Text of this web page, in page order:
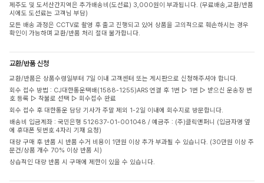
제주도 및 도서산간지역은 추가배송비(도선료) 3,000원이 부과됩니다. (무료배송,교환/반품
시에도 도선료는 고객님 부담)
모든 배송 과정은 CCTV로 촬영 후 출고 진행되고 있어 상품을 고의적으로 훼손하시는 경우
확인이 가능하며 교환/반품 처리 절대 불가합니다.
교환/반품 신청
교환/반품은 상품수령일부터 7일 이내 고객센터 또는 게시판으로 신청해주셔야 합니다.
회수 접수 방법 : CJ대한통운택배(1588-1255)ARS 연결 후 1번 ▷ 1번 ▷ 받으신 운송장 번
호 등록 ▷ 착불로 선택 ▷ 회수접수 완료
회수 접수 후 대한통운 담당 기사가 주말 제외 1-2일 이내에 회수지로 방문합니다.
배송비 입금계좌 : 국민은행 512637-01-001048 / 예금주 : (주)클릭앤퍼니 (입금자명 옆
에 휴대폰 뒷번호 4자리 기재 요청)
대량 구매 후 반품 시 반품 수거 비용이 1만원 이상 추가 부과될 수 있습니다. (30만원 이상 주
문건/상품 개수 70% 이상 반품 시)
상습적인 대량 반품 시 구매에 제한이 있을 수 있습니다.